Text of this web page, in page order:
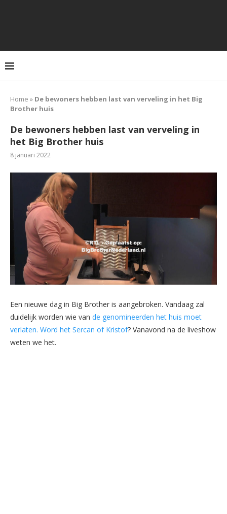
Home » De bewoners hebben last van verveling in het Big
Brother huis
De bewoners hebben last van verveling in
het Big Brother huis
8 januari 2022
Een nieuwe dag in Big Brother is aangebroken. Vandaag zal
duidelijk worden wie van de genomineerden het huis moet
verlaten. Word het Sercan of Kristof? Vanavond na de liveshow
weten we het.